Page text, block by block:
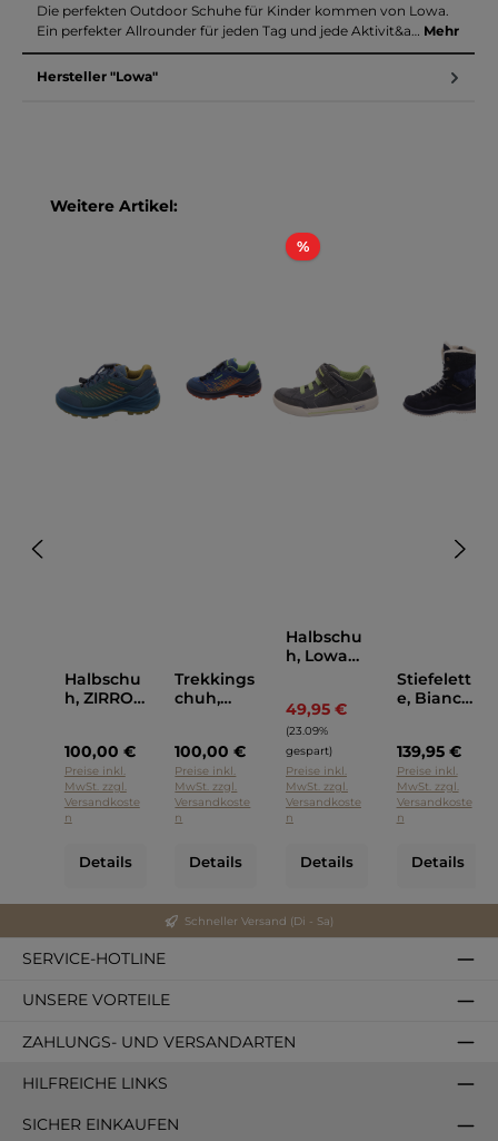
Die perfekten Outdoor Schuhe für Kinder kommen von Lowa.
Ein perfekter Allrounder für jeden Tag und jede Aktivit&a… Mehr
Hersteller "Lowa"
Produktgalerie überspringen
Weitere Artikel:
Halbschu
h, ZIRROX
100,00 €
Preise inkl.
MwSt. zzgl.
Versandkoste
n
Details
Trekkings
chuh,
Lowa
Blau
100,00 €
Preise inkl.
MwSt. zzgl.
Versandkoste
n
Details
%Rabatt
Halbschu
h, Lowa
49,95 €
Regulärer Preis:
(23.09%
gespart)
Preise inkl.
MwSt. zzgl.
Versandkoste
n
Details
Stiefelett
e, Bianca
139,95 €
Preise inkl.
MwSt. zzgl.
Versandkoste
n
Details
Schneller Versand (Di - Sa)
SERVICE-HOTLINE
UNSERE VORTEILE
ZAHLUNGS- UND VERSANDARTEN
HILFREICHE LINKS
SICHER EINKAUFEN